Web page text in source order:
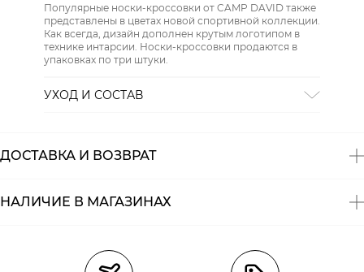
Популярные носки-кроссовки от CAMP DAVID также
представлены в цветах новой спортивной коллекции.
Как всегда, дизайн дополнен крутым логотипом в
технике интарсии. Носки-кроссовки продаются в
упаковках по три штуки.
УХОД И СОСТАВ
ГЛАЖЕНИЕ:не гладить горячим (макс. 110 °)
ДОСТАВКА И ВОЗВРАТ
НАЛИЧИЕ В МАГАЗИНАХ